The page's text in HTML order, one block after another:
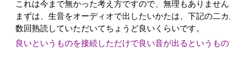
これは今まで無かった考え方ですので、無理もありませ
まずは、生音をオーディオで出したいかたは、下記の二
数回熟読していただいてちょうど良いくらいです。
良いというものを接続しただけで良い音が出るというも